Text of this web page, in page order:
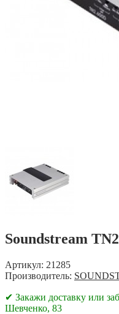
Soundstream
Артикул: 21285
Производитель:
✔ Закажи доставку или
Шевченко, 83